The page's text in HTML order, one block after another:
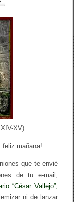
XV)
feliz mañana!
que te envié
de tu e-mail,
“César Vallejo”,
ni de lanzar